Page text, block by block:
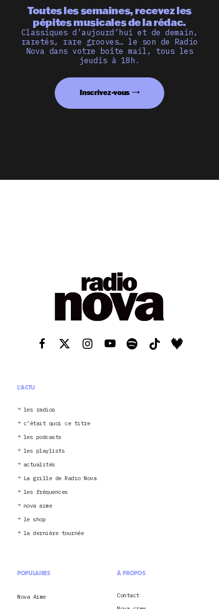
Toutes les semaines, recevez les
pépites musicales de la rédac.
Classiques d’aujourd’hui et de demain,
raretés, rare grooves… le son de Radio
Nova dans votre boîte mail, tous les
jeudis à 18h.
Inscrivez-vous
L'ACTU
les radios
c’était quoi ce titre
les podcasts
les playlists
actualités
La grille de Radio Nova
les fréquences
nova aime
le shop
la dernière tournée
POPULAIRES
Nova Aime
À PROPOS
Contact